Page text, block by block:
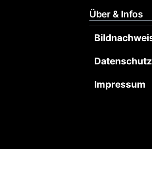
Über & Infos
Datenschutz
Impressum